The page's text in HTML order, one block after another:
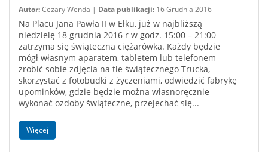
Autor:Cezary Wenda | Data publikacji: 16 Grudnia 2016
Na Placu Jana Pawła II w Ełku, już w najbliższą
niedzielę 18 grudnia 2016 r w godz. 15:00 – 21:00
zatrzyma się świąteczna ciężarówka. Każdy będzie
mógł własnym aparatem, tabletem lub telefonem
zrobić sobie zdjęcia na tle świątecznego Trucka,
skorzystać z fotobudki z życzeniami, odwiedzić fabrykę
upominków, gdzie będzie można własnoręcznie
wykonać ozdoby świąteczne, przejechać się...
Więcej